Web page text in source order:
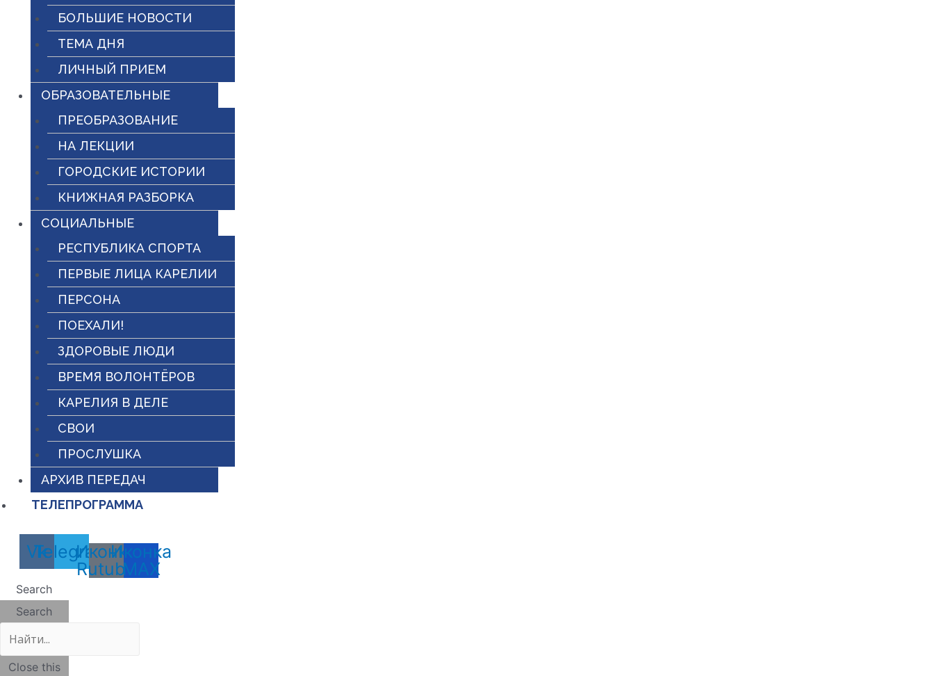
БОЛЬШИЕ НОВОСТИ
ТЕМА ДНЯ
ЛИЧНЫЙ ПРИЕМ
ОБРАЗОВАТЕЛЬНЫЕ
ПРЕОБРАЗОВАНИЕ
НА ЛЕКЦИИ
ГОРОДСКИЕ ИСТОРИИ
КНИЖНАЯ РАЗБОРКА
СОЦИАЛЬНЫЕ
РЕСПУБЛИКА СПОРТА
ПЕРВЫЕ ЛИЦА КАРЕЛИИ
ПЕРСОНА
ПОЕХАЛИ!
ЗДОРОВЫЕ ЛЮДИ
ВРЕМЯ ВОЛОНТЁРОВ
КАРЕЛИЯ В ДЕЛЕ
СВОИ
ПРОСЛУШКА
АРХИВ ПЕРЕДАЧ
ТЕЛЕПРОГРАММА
Vk
Telegram
Иконка
Rutube
Иконка
MAX
Search
Search
Close this